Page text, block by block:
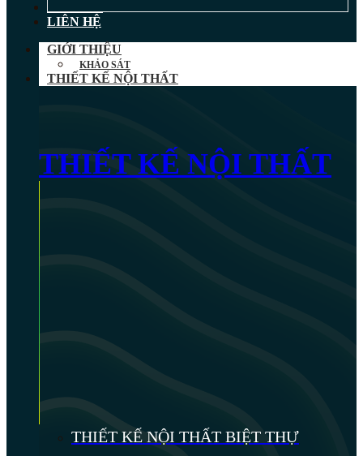
LIÊN HỆ
GIỚI THIỆU
KHẢO SÁT
THIẾT KẾ NỘI THẤT
THIẾT KẾ NỘI THẤT
THIẾT KẾ NỘI THẤT BIỆT THỰ